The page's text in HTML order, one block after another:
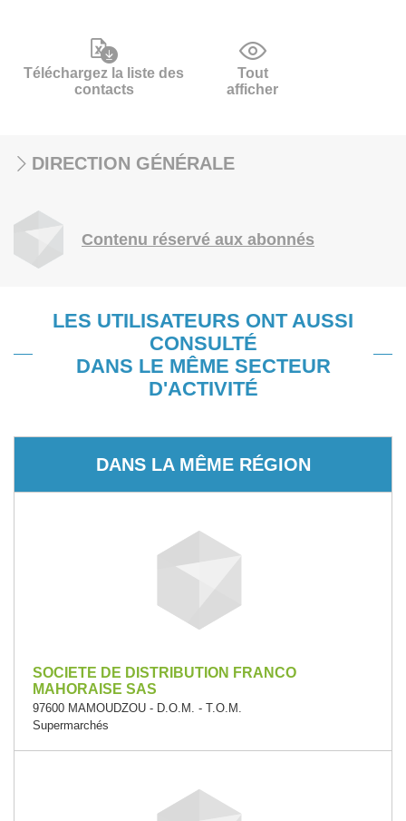
Téléchargez la liste des
contacts
Tout
afficher
DIRECTION GÉNÉRALE
Contenu réservé aux abonnés
LES UTILISATEURS ONT AUSSI
CONSULTÉ
DANS LE MÊME SECTEUR
D'ACTIVITÉ
DANS LA MÊME RÉGION
SOCIETE DE DISTRIBUTION FRANCO
MAHORAISE SAS
97600 MAMOUDZOU - D.O.M. - T.O.M.
Supermarchés